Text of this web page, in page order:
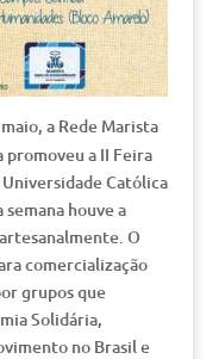
a Rede Marista
a II Feira
Católica
houve a
O
comercialização
grupos que
Solidária,
no Brasil e